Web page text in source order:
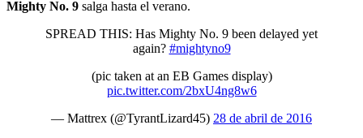
Mighty No. 9 salga hasta el verano.
SPREAD THIS: Has Mighty No. 9 been delayed yet
again? #mightyno9
(pic taken at an EB Games display)
pic.twitter.com/2bxU4ng8w6
— Mattrex (@TyrantLizard45) 28 de abril de 2016